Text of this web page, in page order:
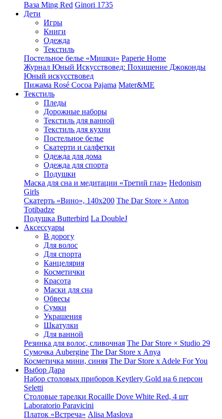
Ваза Ming Red Ginori 1735
Дети
Игры
Книги
Одежда
Текстиль
Постельное белье «Мишки» Paperie Home
Журнал Юный Искусствовед: Похищение Джоконды
Юный искусствовед
Пижама Rosé Cocoa Pajama Mater&ME
Текстиль
Пледы
Дорожные наборы
Текстиль для ванной
Текстиль для кухни
Постельное белье
Скатерти и салфетки
Одежда для дома
Одежда для спорта
Подушки
Маска для сна и медитации «Третий глаз» Hedonism
Girls
Скатерть «Вино», 140х200 The Dar Store × Anton
Totibadze
Подушка Butterbird La DoubleJ
Аксессуары
В дорогу
Для волос
Для спорта
Канцелярия
Косметички
Красота
Маски для сна
Обвесы
Сумки
Украшения
Шкатулки
Для ванной
Резинка для волос, сливочная The Dar Store × Studio 29
Сумочка Aubergine The Dar Store x Anya
Косметичка мини, синяя The Dar Store x Adele For You
Выбор Дара
Набор столовых приборов Keytlery Gold на 6 персон
Seletti
Столовые тарелки Rocaille Dove White Red, 4 шт
Laboratorio Paravicini
Платок «Встреча» Alisa Maslova